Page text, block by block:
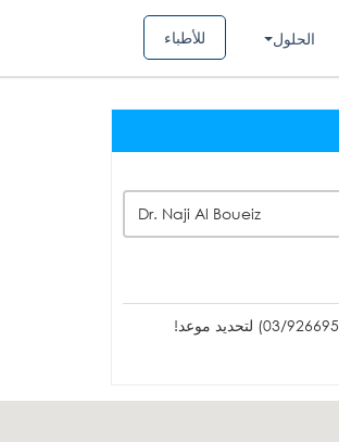
للأطباء الحلول
Dr. Naji Al Boueiz